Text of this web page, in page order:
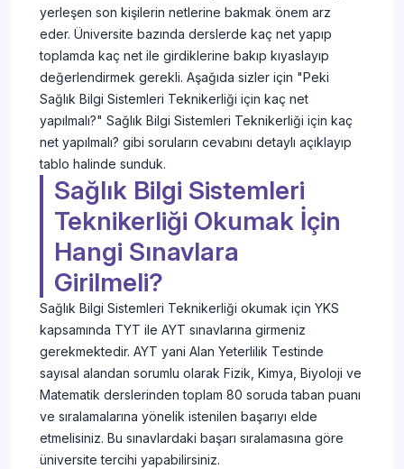
yerleşen son kişilerin netlerine bakmak önem arz
eder. Üniversite bazında derslerde kaç net yapıp
toplamda kaç net ile girdiklerine bakıp kıyaslayıp
değerlendirmek gerekli. Aşağıda sizler için "Peki
Sağlık Bilgi Sistemleri Teknikerliği için kaç net
yapılmalı?" Sağlık Bilgi Sistemleri Teknikerliği için kaç
net yapılmalı? gibi soruların cevabını detaylı açıklayıp
tablo halinde sunduk.
Sağlık Bilgi Sistemleri
Teknikerliği Okumak İçin
Hangi Sınavlara
Girilmeli?
Sağlık Bilgi Sistemleri Teknikerliği okumak için YKS
kapsamında TYT ile AYT sınavlarına girmeniz
gerekmektedir. AYT yani Alan Yeterlilik Testinde
sayısal alandan sorumlu olarak Fizik, Kimya, Biyoloji ve
Matematik derslerinden toplam 80 soruda taban puanı
ve sıralamalarına yönelik istenilen başarıyı elde
etmelisiniz. Bu sınavlardaki başarı sıralamasına göre
üniversite tercihi yapabilirsiniz.